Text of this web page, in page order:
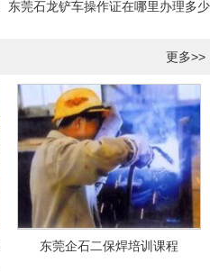
东莞石龙铲车操作证在哪里办理多少
更多>>
东莞企石二保焊培训课程